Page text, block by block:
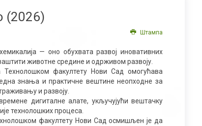
(2026)
Штампа
— оно обухвата развој иновативних
животне средине и одрживом развоју.
Технолошком факултету Нови Сад омогућава
знања и практичне вештине неопходне за
и развоју.
дигиталне алате, укључујући вештачку
технолошких процеса.
факултету Нови Сад осмишљен је да